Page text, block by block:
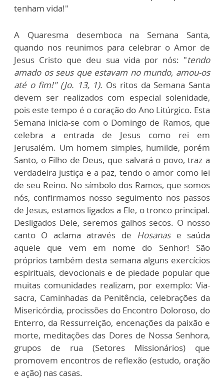
tenham vida!"
A Quaresma desemboca na Semana Santa,
quando nos reunimos para celebrar o Amor de
Jesus Cristo que deu sua vida por nós: "tendo
amado os seus que estavam no mundo, amou-os
até o fim!" (Jo. 13, 1). Os ritos da Semana Santa
devem ser realizados com especial solenidade,
pois este tempo é o coração do Ano Litúrgico. Esta
Semana inicia-se com o Domingo de Ramos, que
celebra a entrada de Jesus como rei em
Jerusalém. Um homem simples, humilde, porém
Santo, o Filho de Deus, que salvará o povo, traz a
verdadeira justiça e a paz, tendo o amor como lei
de seu Reino. No símbolo dos Ramos, que somos
nós, confirmamos nosso seguimento nos passos
de Jesus, estamos ligados a Ele, o tronco principal.
Desligados Dele, seremos galhos secos. O nosso
canto O aclama através de Hosanase saúda
aquele que vem em nome do Senhor! São
próprios também desta semana alguns exercícios
espirituais, devocionais e de piedade popular que
muitas comunidades realizam, por exemplo: Via-
sacra, Caminhadas da Penitência, celebrações da
Misericórdia, procissões do Encontro Doloroso, do
Enterro, da Ressurreição, encenações da paixão e
morte, meditações das Dores de Nossa Senhora,
grupos de rua (Setores Missionários) que
promovem encontros de reflexão (estudo, oração
e ação) nas casas.